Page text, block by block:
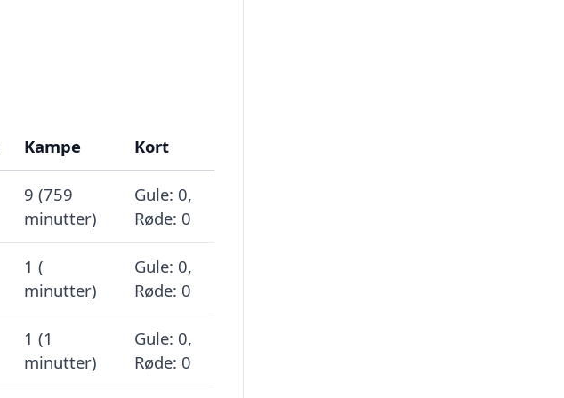
Kampe Kort
9 (759
minutter)
Gule: 0,
Røde: 0
1 (
minutter)
Gule: 0,
Røde: 0
1 (1
minutter)
Gule: 0,
Røde: 0